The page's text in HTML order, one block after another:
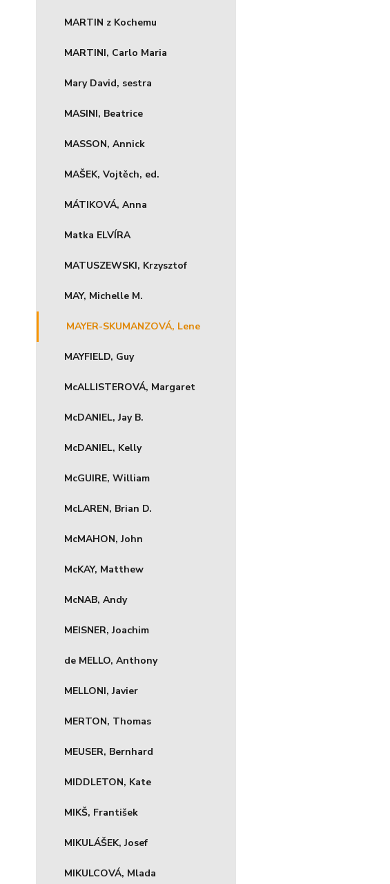
MARTIN z Kochemu
MARTINI, Carlo Maria
Mary David, sestra
MASINI, Beatrice
MASSON, Annick
MAŠEK, Vojtěch, ed.
MÁTIKOVÁ, Anna
Matka ELVÍRA
MATUSZEWSKI, Krzysztof
MAY, Michelle M.
MAYER-SKUMANZOVÁ, Lene
MAYFIELD, Guy
McALLISTEROVÁ, Margaret
McDANIEL, Jay B.
McDANIEL, Kelly
McGUIRE, William
McLAREN, Brian D.
McMAHON, John
McKAY, Matthew
McNAB, Andy
MEISNER, Joachim
de MELLO, Anthony
MELLONI, Javier
MERTON, Thomas
MEUSER, Bernhard
MIDDLETON, Kate
MIKŠ, František
MIKULÁŠEK, Josef
MIKULCOVÁ, Mlada